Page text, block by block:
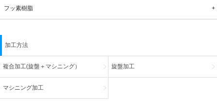
フッ素樹脂
加工方法
複合加工(旋盤＋マシニング） 旋盤加工
マシニング加工